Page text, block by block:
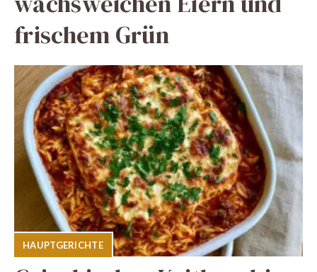
frischem Grün
HAUPTGERICHTE